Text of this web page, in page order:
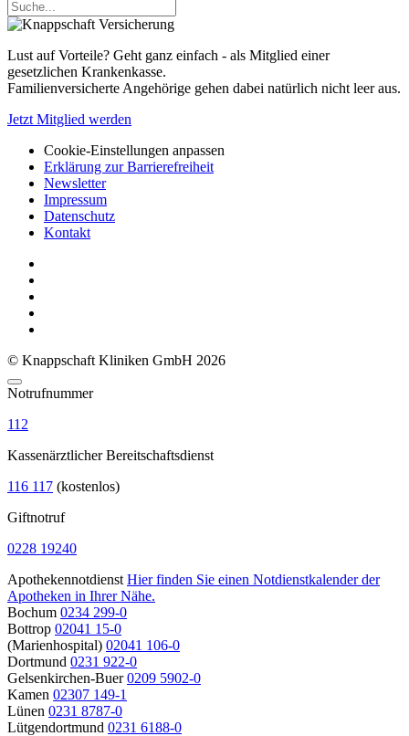
Lust auf Vorteile? Geht ganz einfach - als Mitglied einer
gesetzlichen Krankenkasse.
Familienversicherte Angehörige gehen dabei natürlich nicht leer aus.
Jetzt Mitglied werden
Cookie-Einstellungen anpassen
Erklärung zur Barrierefreiheit
Newsletter
Impressum
Datenschutz
Kontakt
© Knappschaft Kliniken GmbH 2026
Notrufnummer
112
Kassenärztlicher Bereitschaftsdienst
116 117 (kostenlos)
Giftnotruf
0228 19240
Apothekennotdienst Hier finden Sie einen Notdienstkalender der
Apotheken in Ihrer Nähe.
Bochum 0234 299-0
Bottrop 02041 15-0
(Marienhospital) 02041 106-0
Dortmund 0231 922-0
Gelsenkirchen-Buer 0209 5902-0
Kamen 02307 149-1
Lünen 0231 8787-0
Lütgendortmund 0231 6188-0